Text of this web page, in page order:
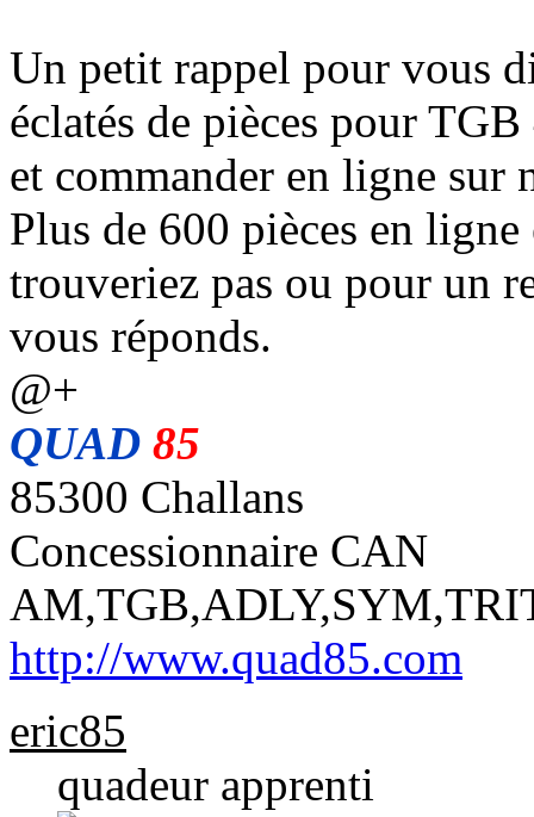
Un petit rappel pour vous
éclatés de pièces pour
et commander en ligne sur
Plus de 600 pièces en
trouveriez pas ou pour un
vous réponds.
@+
QUAD 85
85300 Challans
Concessionnaire CAN
http://www.quad85.com
eric85
quadeur apprenti